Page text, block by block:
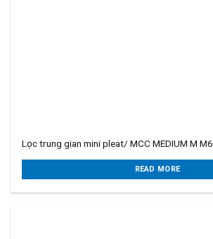
Lọc trung gian mini pleat/ MCC MEDIUM M M6
READ MORE